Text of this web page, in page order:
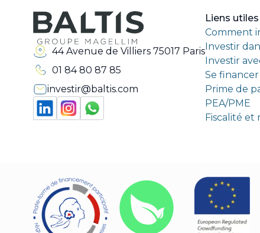
44 Avenue de Villiers 75017 Paris
01 84 80 87 85
investir@baltis.com
Liens utiles
Comment
Investir
Investir
Se financer
Prime de
PEA/PME
Fiscalité et